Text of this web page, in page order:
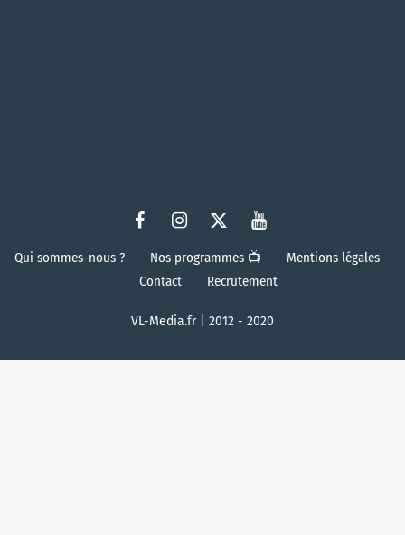
Qui sommes-nous ? Nos programmes 📺
Mentions légales
Contact
Recrutement
VL-Media.fr | 2012 - 2020